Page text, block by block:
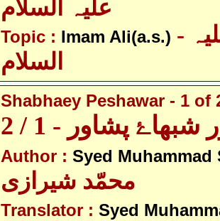
Topic : Imam Ali(a.s.) - امام علی علیہ
Shabhaey Peshawar - 1 of
پشاور - 1 / 2
Author : Syed Muhammad
محمّد شیرازی
Translator : Syed